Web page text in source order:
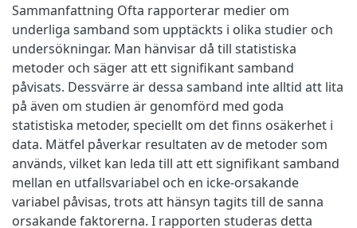
Sammanfattning Ofta rapporterar medier om
underliga samband som upptäckts i olika studier och
undersökningar. Man hänvisar då till statistiska
metoder och säger att ett signifikant samband
påvisats. Dessvärre är dessa samband inte alltid att lita
på även om studien är genomförd med goda
statistiska metoder, speciellt om det finns osäkerhet i
data. Mätfel påverkar resultaten av de metoder som
används, vilket kan leda till att ett signifikant samband
mellan en utfallsvariabel och en icke-orsakande
variabel påvisas, trots att hänsyn tagits till de sanna
orsakande faktorerna. I rapporten studeras detta